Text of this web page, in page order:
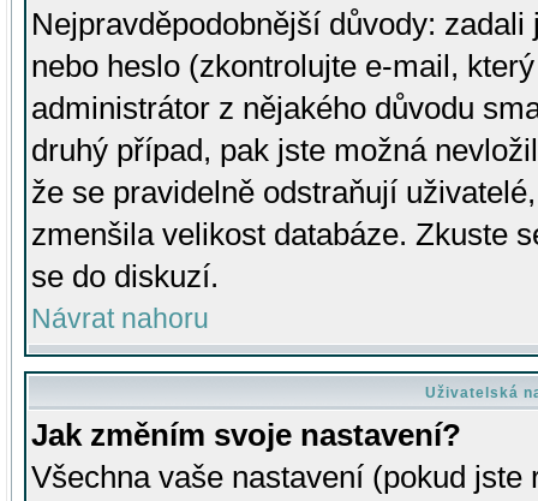
Nejpravděpodobnější důvody:
nebo heslo (zkontrolujte e-mail,
administrátor z nějakého důvodu
druhý případ, pak jste možná
že se pravidelně odstraňují
zmenšila velikost databáze. Zkuste
se do diskuzí.
Návrat nahoru
Uživatelská
Jak změním svoje nastavení?
Všechna vaše nastavení (pokud